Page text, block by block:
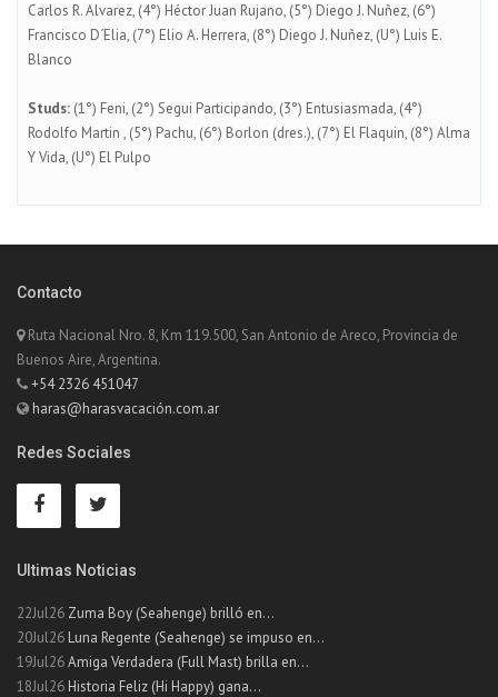
Carlos R. Alvarez, (4°) Héctor Juan Rujano, (5°) Diego J. Nuñez, (6°)
Francisco D´Elia, (7°) Elio A. Herrera, (8°) Diego J. Nuñez, (U°) Luis E.
Blanco
Studs: (1°) Feni, (2°) Segui Participando, (3°) Entusiasmada, (4°)
Rodolfo Martin , (5°) Pachu, (6°) Borlon (dres.), (7°) El Flaquin, (8°) Alma
Y Vida, (U°) El Pulpo
Contacto
Ruta Nacional Nro. 8, Km 119.500, San Antonio de Areco, Provincia de
Buenos Aire, Argentina.
+54 2326 451047
haras@harasvacación.com.ar
Redes Sociales
Ultimas Noticias
22Jul26 Zuma Boy (Seahenge) brilló en...
20Jul26 Luna Regente (Seahenge) se impuso en...
19Jul26Amiga Verdadera (Full Mast) brilla en...
18Jul26 Historia Feliz (Hi Happy) gana...